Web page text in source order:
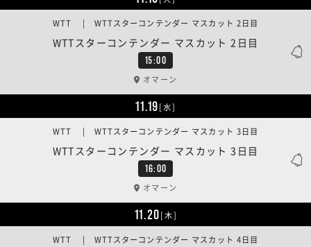
15:00
WTTスターコンテンダー マスカット 2日目
WTT | WTTスターコンテンダー マスカット 2日目
オマーン
11.19[水]
16:00
WTTスターコンテンダー マスカット 3日目
WTT | WTTスターコンテンダー マスカット 3日目
オマーン
11.20[木]
WTT | WTTスターコンテンダー マスカット 4日目